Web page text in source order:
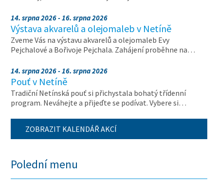
14. srpna 2026 - 16. srpna 2026
Výstava akvarelů a olejomaleb v Netíně
Zveme Vás na výstavu akvarelů a olejomaleb Evy
Pejchalové a Bořivoje Pejchala. Zahájení proběhne na…
14. srpna 2026 - 16. srpna 2026
Pouť v Netíně
Tradiční Netínská pouť si přichystala bohatý třídenní
program. Neváhejte a přijeďte se podívat. Vybere si…
ZOBRAZIT KALENDÁŘ AKCÍ
Polední menu